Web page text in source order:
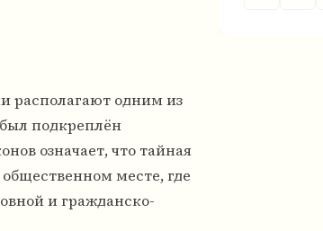
располагают одним из
подкреплён
означает, что тайная
месте, где
и гражданско-